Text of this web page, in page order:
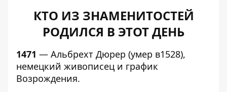
КТО ИЗ ЗНАМЕНИТОСТЕЙ
РОДИЛСЯ В ЭТОТ ДЕНЬ
1471 — Альбрехт Дюрер (умер в1528),
немецкий живописец и график
Возрождения.